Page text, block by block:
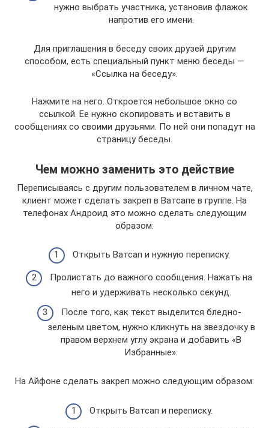
нужно выбрать участника, установив флажок
напротив его имени.
Для приглашения в беседу своих друзей другим
способом, есть специальный пункт меню беседы —
«Ссылка на беседу».
Нажмите на него. Откроется небольшое окно со
ссылкой. Ее нужно скопировать и вставить в
сообщениях со своими друзьями. По ней они попадут на
страницу беседы.
Чем можно заменить это действие
Переписываясь с другим пользователем в личном чате,
клиент может сделать закреп в Ватсапе в группе. На
телефонах Андроид это можно сделать следующим
образом:
Открыть Ватсап и нужную переписку.
Пролистать до важного сообщения. Нажать на
него и удерживать несколько секунд.
После того, как текст выделится бледно-
зеленым цветом, нужно кликнуть на звездочку в
правом верхнем углу экрана и добавить «В
Избранные».
На Айфоне сделать закреп можно следующим образом:
Открыть Ватсап и переписку.